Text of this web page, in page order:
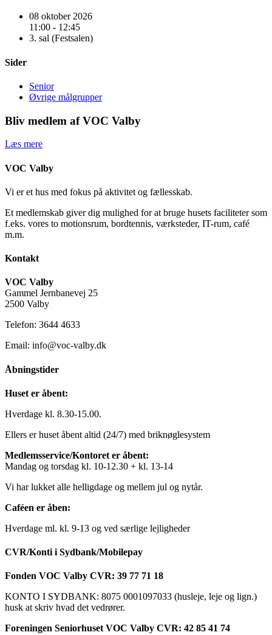
08 oktober 2026
11:00 - 12:45
3. sal (Festsalen)
Sider
Senior
Øvrige målgrupper
Bliv medlem af VOC Valby
Læs mere
VOC Valby
Vi er et hus med fokus på aktivitet og fællesskab.
Et medlemskab giver dig mulighed for at bruge husets faciliteter som
f.eks. vores to motionsrum, bordtennis, værksteder, IT-rum, café
m.m.
Kontakt
VOC Valby
Gammel Jernbanevej 25
2500 Valby
Telefon: 3644 4633
Email: info@voc-valby.dk
Åbningstider
Huset er åbent:
Hverdage kl. 8.30-15.00.
Ellers er huset åbent altid (24/7) med briknøglesystem
Medlemsservice/Kontoret er åbent:
Mandag og torsdag kl. 10-12.30 + kl. 13-14
Vi har lukket alle helligdage og mellem jul og nytår.
Caféen er åben:
Hverdage ml. kl. 9-13 og ved særlige lejligheder
CVR/Konti i Sydbank/Mobilepay
Fonden VOC Valby CVR: 39 77 71 18
KONTO I SYDBANK: 8075 0001097033 (husleje, leje og lign.)
husk at skriv hvad det vedrører.
Foreningen Seniorhuset VOC Valby CVR: 42 85 41 74